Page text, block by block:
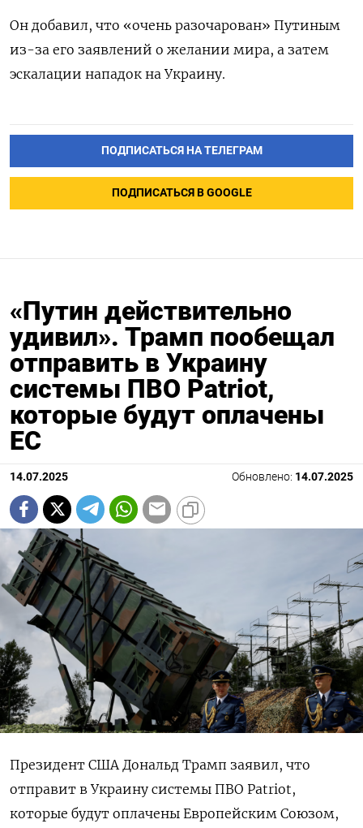
Он добавил, что «очень разочарован» Путиным
из-за его заявлений о желании мира, а затем
эскалации нападок на Украину.
ПОДПИСАТЬСЯ НА ТЕЛЕГРАМ
ПОДПИСАТЬСЯ В GOOGLE
«Путин действительно
удивил». Трамп пообещал
отправить в Украину
системы ПВО Patriot,
которые будут оплачены
ЕС
14.07.2025 Обновлено: 14.07.2025
Президент США Дональд Трамп заявил, что
отправит в Украину системы ПВО Patriot,
которые будут оплачены Европейским Союзом,